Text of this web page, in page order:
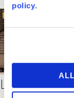
policy.
Leo Loden 2 – Integraal